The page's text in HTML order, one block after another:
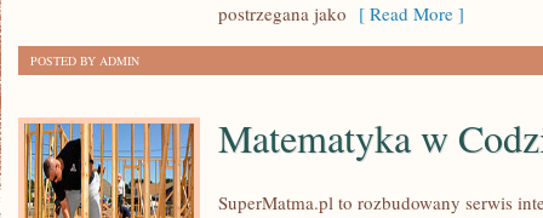
postrzegana jako [ Read More ]
POSTED BY ADMIN
Matematyka w
SuperMatma.pl to rozbudowany serwis